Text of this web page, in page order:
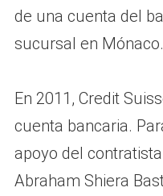
de una cuenta del
sucursal en Mónaco.
En 2011, Credit
cuenta bancaria.
apoyo del
Abraham Shiera